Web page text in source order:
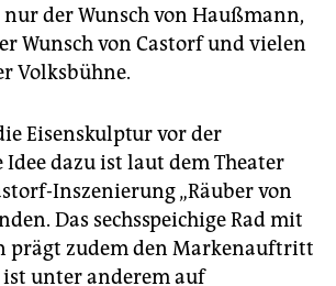
der Wunsch von Haußmann,
Wunsch von Castorf und vielen
Volksbühne.
Eisenskulptur vor der
Idee dazu ist laut dem Theater
Inszenierung „Räuber von
Das sechsspeichige Rad mit
prägt zudem den Markenauftritt
ist unter anderem auf